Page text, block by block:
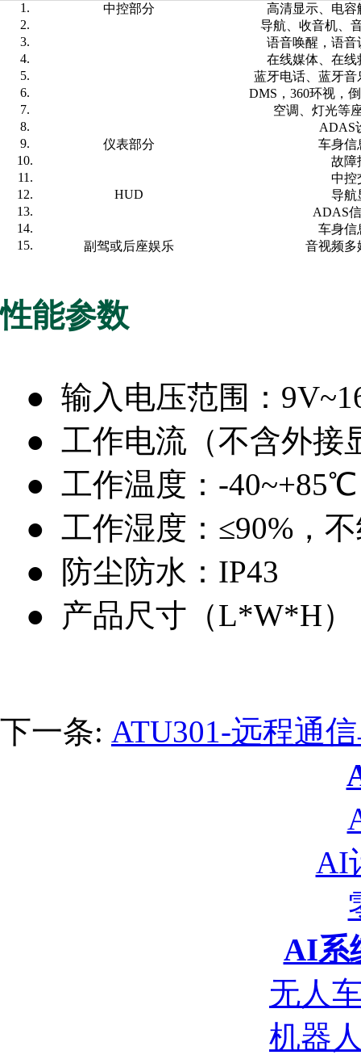
1.
中控部分
高清显示、电容
2.
导航、收音机、
3.
语音唤醒，语音
4.
在线媒体、在线
5.
蓝牙电话、蓝牙
6.
DMS，360环视，
7.
空调、灯光等
8.
ADAS
9.
仪表部分
车身信
10.
故障
11.
中控
12.
HUD
导航
13.
ADAS
14.
车身信
15.
副驾或后座娱乐 音视频多
性能参数
● 输入电压范围：
● 工作电流（不含外接
● 工作温度：-40~+85℃
● 工作湿度：≤90%，
● 防尘防水：IP43
● 产品尺寸（L*W*H）
下一条: ATU301-远程通
AI
AI系
无人
机器